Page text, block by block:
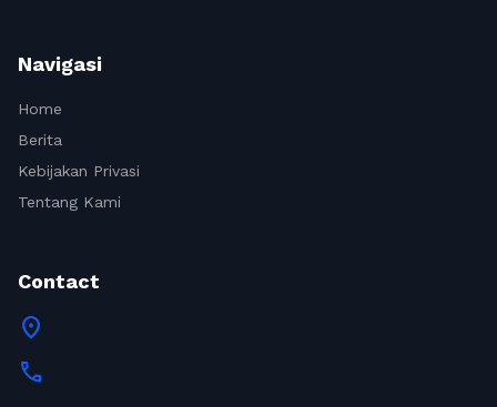
Navigasi
Home
Berita
Kebijakan Privasi
Tentang Kami
Contact
location_on
call